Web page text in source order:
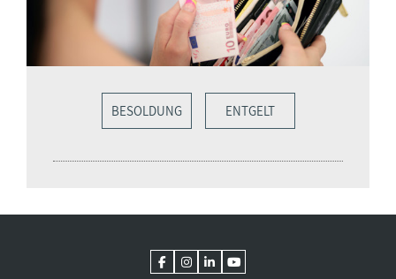
BESOLDUNG ENTGELT